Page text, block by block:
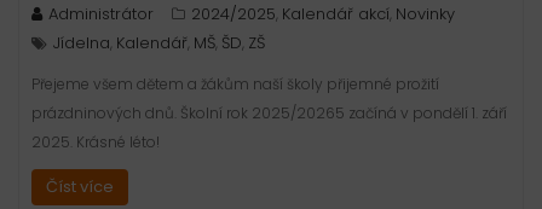
Administrátor 2024/2025 Kalendář akcí Novinky
Jídelna Kalendář MŠ ŠD ZŠ
Přejeme všem dětem a žákům naší školy přijemné prožití
prázdninových dnů. Školní rok 2025/20265 začíná v pondělí 1. září
2025. Krásné léto!
Číst více